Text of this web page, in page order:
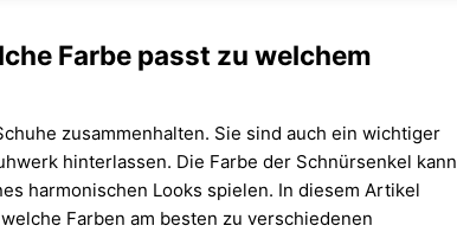
Farbe passt zu welchem
zusammenhalten. Sie sind auch ein wichtiger
hinterlassen. Die Farbe der Schnürsenkel kann
harmonischen Looks spielen. In diesem Artikel
Farben am besten zu verschiedenen